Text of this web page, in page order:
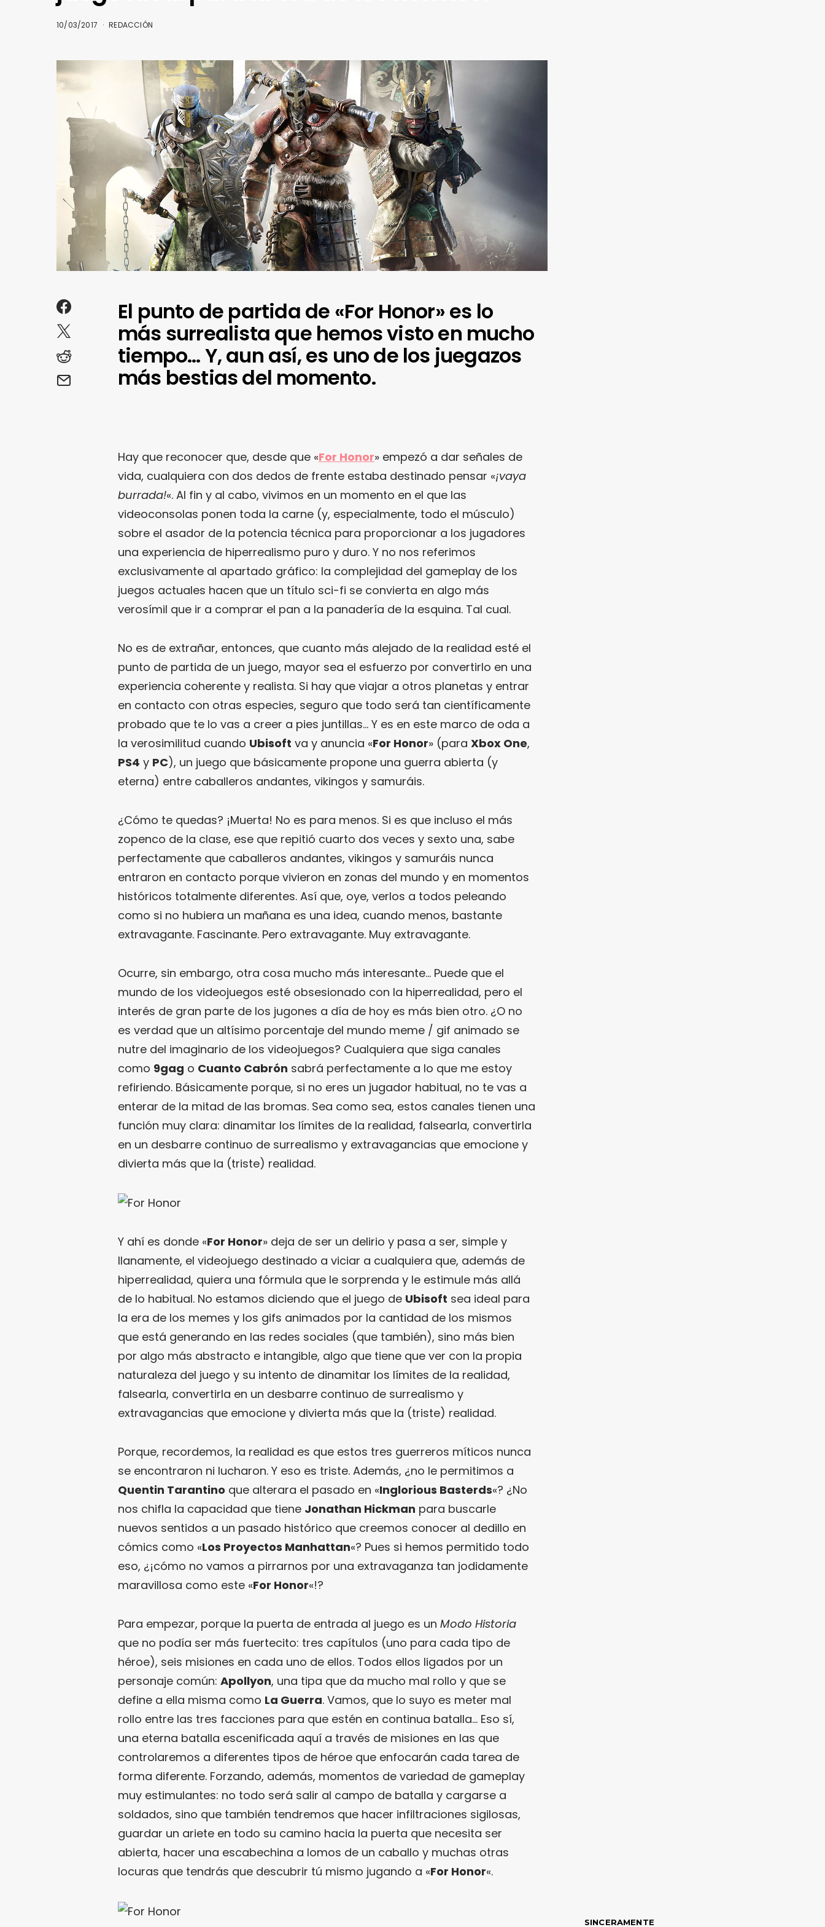
10/03/2017 REDACCIÓN
El punto de partida de «For Honor» es lo
más surrealista que hemos visto en mucho
tiempo… Y, aun así, es uno de los juegazos
más bestias del momento.
Hay que reconocer que, desde que «For Honor» empezó a dar señales de
vida, cualquiera con dos dedos de frente estaba destinado pensar «¡vaya
burrada!«. Al fin y al cabo, vivimos en un momento en el que las
videoconsolas ponen toda la carne (y, especialmente, todo el músculo)
sobre el asador de la potencia técnica para proporcionar a los jugadores
una experiencia de hiperrealismo puro y duro. Y no nos referimos
exclusivamente al apartado gráfico: la complejidad del gameplay de los
juegos actuales hacen que un título sci-fi se convierta en algo más
verosímil que ir a comprar el pan a la panadería de la esquina. Tal cual.
No es de extrañar, entonces, que cuanto más alejado de la realidad esté el
punto de partida de un juego, mayor sea el esfuerzo por convertirlo en una
experiencia coherente y realista. Si hay que viajar a otros planetas y entrar
en contacto con otras especies, seguro que todo será tan científicamente
probado que te lo vas a creer a pies juntillas… Y es en este marco de oda a
la verosimilitud cuando Ubisoft va y anuncia «For Honor» (para Xbox One,
PS4 y PC), un juego que básicamente propone una guerra abierta (y
eterna) entre caballeros andantes, vikingos y samuráis.
¿Cómo te quedas? ¡Muerta! No es para menos. Si es que incluso el más
zopenco de la clase, ese que repitió cuarto dos veces y sexto una, sabe
perfectamente que caballeros andantes, vikingos y samuráis nunca
entraron en contacto porque vivieron en zonas del mundo y en momentos
históricos totalmente diferentes. Así que, oye, verlos a todos peleando
como si no hubiera un mañana es una idea, cuando menos, bastante
extravagante. Fascinante. Pero extravagante. Muy extravagante.
Ocurre, sin embargo, otra cosa mucho más interesante… Puede que el
mundo de los videojuegos esté obsesionado con la hiperrealidad, pero el
interés de gran parte de los jugones a día de hoy es más bien otro. ¿O no
es verdad que un altísimo porcentaje del mundo meme / gif animado se
nutre del imaginario de los videojuegos? Cualquiera que siga canales
como 9gag o Cuanto Cabrón sabrá perfectamente a lo que me estoy
refiriendo. Básicamente porque, si no eres un jugador habitual, no te vas a
enterar de la mitad de las bromas. Sea como sea, estos canales tienen una
función muy clara: dinamitar los límites de la realidad, falsearla, convertirla
en un desbarre continuo de surrealismo y extravagancias que emocione y
divierta más que la (triste) realidad.
Y ahí es donde «For Honor» deja de ser un delirio y pasa a ser, simple y
llanamente, el videojuego destinado a viciar a cualquiera que, además de
hiperrealidad, quiera una fórmula que le sorprenda y le estimule más allá
de lo habitual. No estamos diciendo que el juego de Ubisoft sea ideal para
la era de los memes y los gifs animados por la cantidad de los mismos
que está generando en las redes sociales (que también), sino más bien
por algo más abstracto e intangible, algo que tiene que ver con la propia
naturaleza del juego y su intento de dinamitar los límites de la realidad,
falsearla, convertirla en un desbarre continuo de surrealismo y
extravagancias que emocione y divierta más que la (triste) realidad.
Porque, recordemos, la realidad es que estos tres guerreros míticos nunca
se encontraron ni lucharon. Y eso es triste. Además, ¿no le permitimos a
Quentin Tarantino que alterara el pasado en «Inglorious Basterds«? ¿No
nos chifla la capacidad que tiene Jonathan Hickman para buscarle
nuevos sentidos a un pasado histórico que creemos conocer al dedillo en
cómics como «Los Proyectos Manhattan«? Pues si hemos permitido todo
eso, ¿¡cómo no vamos a pirrarnos por una extravaganza tan jodidamente
maravillosa como este «For Honor«!?
Para empezar, porque la puerta de entrada al juego es un Modo Historia
que no podía ser más fuertecito: tres capítulos (uno para cada tipo de
héroe), seis misiones en cada uno de ellos. Todos ellos ligados por un
personaje común: Apollyon, una tipa que da mucho mal rollo y que se
define a ella misma como La Guerra. Vamos, que lo suyo es meter mal
rollo entre las tres facciones para que estén en continua batalla… Eso sí,
una eterna batalla escenificada aquí a través de misiones en las que
controlaremos a diferentes tipos de héroe que enfocarán cada tarea de
forma diferente. Forzando, además, momentos de variedad de gameplay
muy estimulantes: no todo será salir al campo de batalla y cargarse a
soldados, sino que también tendremos que hacer infiltraciones sigilosas,
guardar un ariete en todo su camino hacia la puerta que necesita ser
abierta, hacer una escabechina a lomos de un caballo y muchas otras
locuras que tendrás que descubrir tú mismo jugando a «For Honor«.
SINCERAMENTE